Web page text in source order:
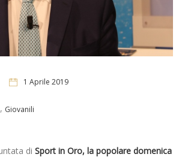
1 Aprile 2019
, Giovanili
di Sport in Oro, la popolare domenica